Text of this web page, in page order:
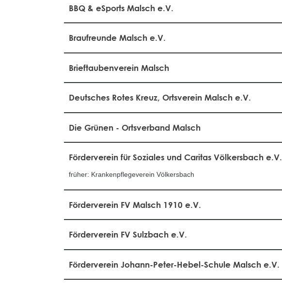
BBQ & eSports Malsch e.V.
Braufreunde Malsch e.V.
Brieftaubenverein Malsch
Deutsches Rotes Kreuz, Ortsverein Malsch e.V.
Die Grünen - Ortsverband Malsch
Förderverein für Soziales und Caritas Völkersbach e.V.
früher: Krankenpflegeverein Völkersbach
Förderverein FV Malsch 1910 e.V.
Förderverein FV Sulzbach e.V.
Förderverein Johann-Peter-Hebel-Schule Malsch e.V.